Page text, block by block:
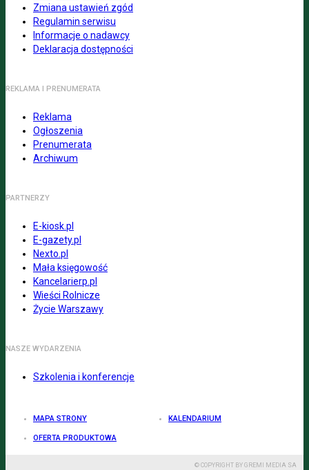
Zmiana ustawień zgód
Regulamin serwisu
Informacje o nadawcy
Deklaracja dostępności
REKLAMA I PRENUMERATA
Reklama
Ogłoszenia
Prenumerata
Archiwum
PARTNERZY
E-kiosk.pl
E-gazety.pl
Nexto.pl
Mała księgowość
Kancelarierp.pl
Wieści Rolnicze
Życie Warszawy
NASZE WYDARZENIA
Szkolenia i konferencje
MAPA STRONY KALENDARIUM
OFERTA PRODUKTOWA
© COPYRIGHT BY GREMI MEDIA SA